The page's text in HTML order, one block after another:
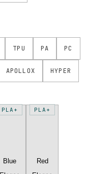
TPU PA PC
APOLLOX HYPER
PLA+
Blue
PLA+
Red